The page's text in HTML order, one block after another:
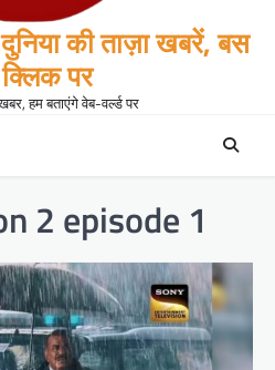
की ताज़ा खबरें, बस
पर
हम बताएंगे वेब-वर्ल्ड पर
2 episode 1